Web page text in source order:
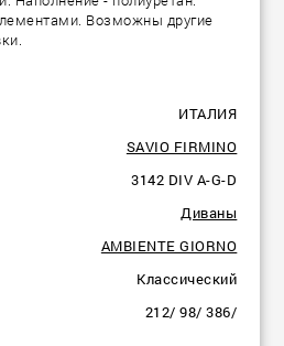
Возможны другие
ИТАЛИЯ
SAVIO FIRMINO
3142 DIV A-G-D
Диваны
AMBIENTE GIORNO
Классический
212/ 98/ 386/